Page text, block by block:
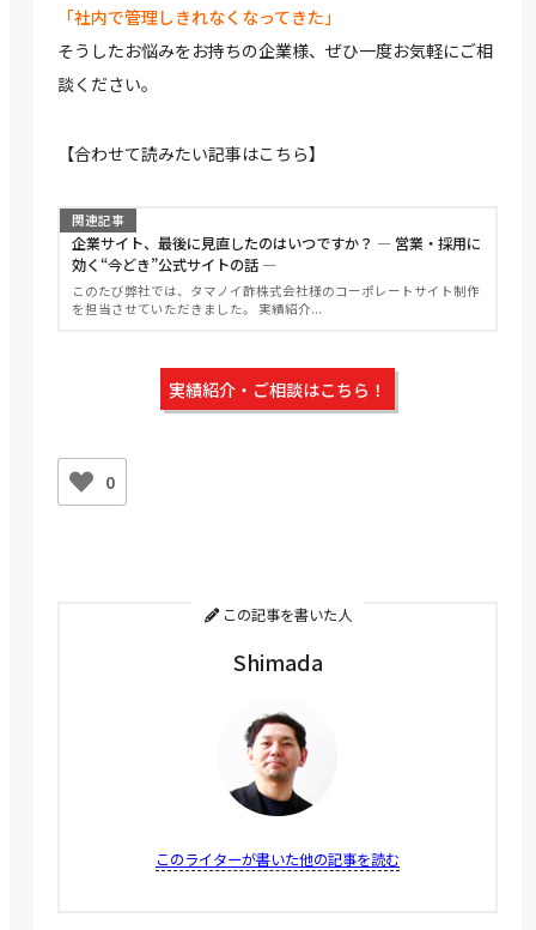
「社内で管理しきれなくなってきた」
そうしたお悩みをお持ちの企業様、ぜひ一度お気軽にご相
談ください。
【合わせて読みたい記事はこちら】
関連記事
企業サイト、最後に見直したのはいつですか？ ― 営業・採用に
効く“今どき”公式サイトの話 ―
このたび弊社では、タマノイ酢株式会社様のコーポレートサイト制作
を担当させていただきました。 実績紹介...
実績紹介・ご相談はこちら！
0
この記事を書いた人
Shimada
このライターが書いた他の記事を読む